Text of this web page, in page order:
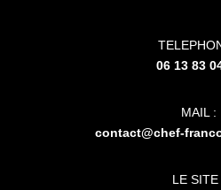
06 13 83
MAIL :
contact@chef-
LE SITE